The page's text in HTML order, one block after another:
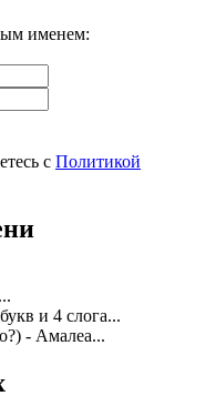
именем:
с Политикой
и 4 слога...
- Амалеа...